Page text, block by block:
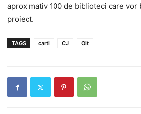
aproximativ 100 de biblioteci care vor
proiect.
TAGS carti CJ Olt